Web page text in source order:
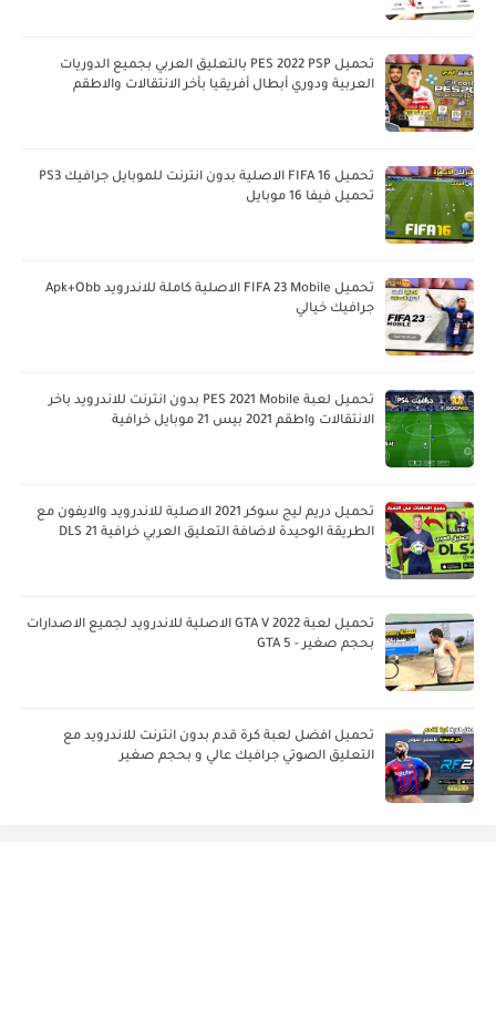
تحميل PES 2022 PSP بالتعليق العربي بجميع الدوريات
العربية ودوري أبطال أفريقيا بأخر الانتقالات والاطقم
تحميل FIFA 16 الاصلية بدون انترنت للموبايل جرافيك PS3
تحميل فيفا 16 موبايل
تحميل FIFA 23 Mobile الاصلية كاملة للاندرويد Apk+Obb
جرافيك خيالي
تحميل لعبة PES 2021 Mobile بدون انترنت للاندرويد باخر
الانتقالات واطقم 2021 بيس 21 موبايل خرافية
تحميل دريم ليج سوكر 2021 الاصلية للاندرويد والايفون مع
الطريقة الوحيدة لاضافة التعليق العربي خرافية DLS 21
تحميل لعبة GTA V 2022 الاصلية للاندرويد لجميع الاصدارات
بحجم صغير - GTA 5
تحميل افضل لعبة كرة قدم بدون انترنت للاندرويد مع
التعليق الصوتي جرافيك عالي و بحجم صغير